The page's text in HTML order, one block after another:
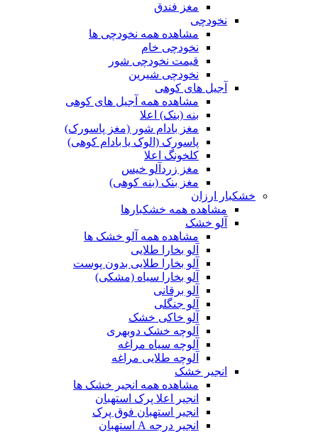
مغز فندق
نخودچی
مشاهده همه نخودچی ها
نخودچی خام
قیمت نخودچی شور
نخودچی شیرین
آجیل های کوهی
مشاهده همه آجیل های کوهی
بنه (بنک) اعلا
مغز بادام شور (مغز پاسورک)
پاسورک (الوک یا بادام کوهی)
کلخونگ اعلا
مغز زردآلو خیس
مغز بنک (بنه کوهی)
خشکبار ارزان
مشاهده همه خشکبارها
آلو خشک
مشاهده همه آلو خشک ها
آلو بخارا طلایی
آلو بخارا طلایی بدون پوست
آلو بخارا سیاه (مشکی)
آلو برقانی
آلو جنگلی
آلو خاکی خشک
آلوچه خشک دوبهری
آلوچه سیاه مراغه
آلوچه طلایی مراغه
انجیر خشک
مشاهده همه انجیر خشک ها
انجیر اعلا پرک استهبان
انجیر استهبان فوق پرک
انجیر درجه A استهبان